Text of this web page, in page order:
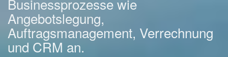
Businessprozesse wie
Angebotslegung,
Auftragsmanagement, Verrechnung
und CRM an.